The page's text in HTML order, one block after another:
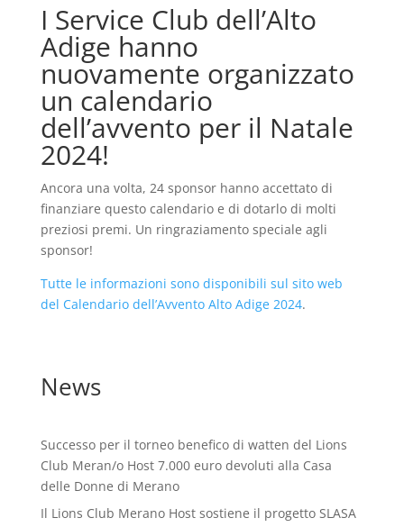
I Service Club dell’Alto
Adige hanno
nuovamente organizzato
un calendario
dell’avvento per il Natale
2024!
Ancora una volta, 24 sponsor hanno accettato di
finanziare questo calendario e di dotarlo di molti
preziosi premi. Un ringraziamento speciale agli
sponsor!
Tutte le informazioni sono disponibili sul sito web
del Calendario dell’Avvento Alto Adige 2024.
News
Successo per il torneo benefico di watten del Lions
Club Meran/o Host 7.000 euro devoluti alla Casa
delle Donne di Merano
Il Lions Club Merano Host sostiene il progetto SLASA